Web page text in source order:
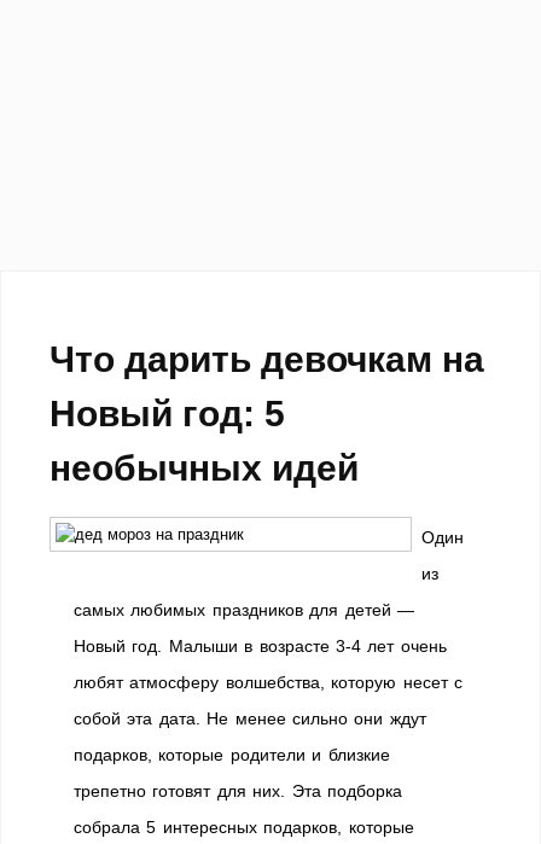
Что дарить девочкам на
Новый год: 5
необычных идей
Один
из
самых любимых праздников для детей —
Новый год. Малыши в возрасте 3-4 лет очень
любят атмосферу волшебства, которую несет с
собой эта дата. Не менее сильно они ждут
подарков, которые родители и близкие
трепетно готовят для них. Эта подборка
собрала 5 интересных подарков, которые